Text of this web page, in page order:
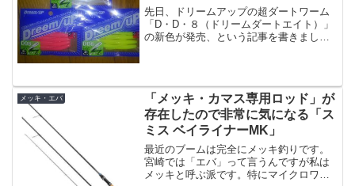
いたよ。
先日、ドリームアップの超ダートワーム
「D・D・８（ドリームダートエイト）」
の新色が発売、という記事を書きました
TSピンクグロー...
メッキ・エバ
「メッキ・カマス専用ロッド」が
存在したので非常に気になる「ス
ミス ベイライナーMK」
最近のブームは完全にメッキ釣りです。
宮崎では「エバ」って言うんですが私は
メッキと呼ぶ派です。特にマイクロワイ